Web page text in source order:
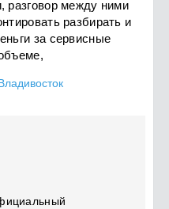
разговор между ними
разбирать и
за сервисные